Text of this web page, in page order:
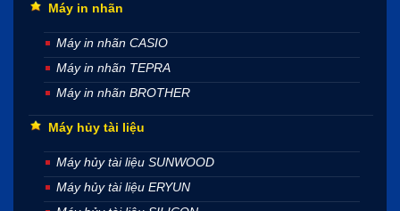
Máy in nhãn
Máy in nhãn CASIO
Máy in nhãn TEPRA
Máy in nhãn BROTHER
Máy hủy tài liệu
Máy hủy tài liệu SUNWOOD
Máy hủy tài liệu ERYUN